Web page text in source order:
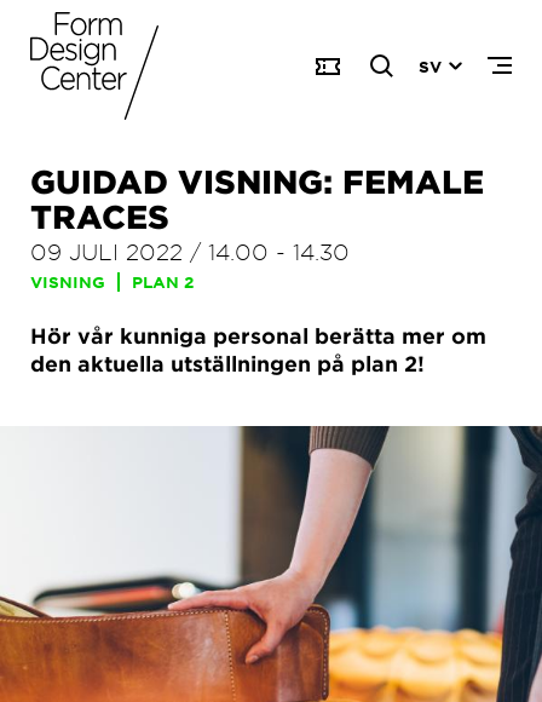
SV
GUIDAD VISNING: FEMALE
TRACES
09 JULI 2022 / 14.00 - 14.30
VISNING PLAN 2
Hör vår kunniga personal berätta mer om
den aktuella utställningen på plan 2!